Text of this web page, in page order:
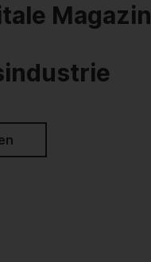
Magazin